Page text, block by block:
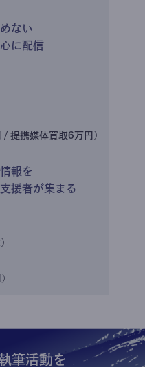
ない
に配信
/ 提携媒体買取6万円)
報を
援者が集まる
)
筆活動を